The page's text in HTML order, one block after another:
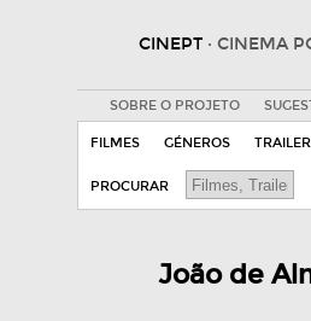
CINEPT · CINEMA
SOBRE O PROJETO
FILMES GÉNEROS
PROCURAR
João de